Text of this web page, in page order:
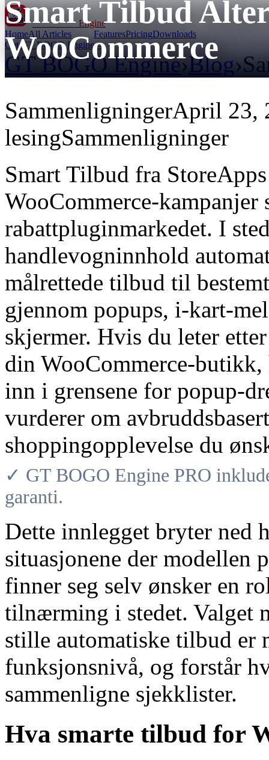
GT BOGO Engine
HomeAll Articles FeaturesPricingDownloads
Get GT BOGO Engine →
GT BOGO Engine›Blog›
Smart Tilbud
WooCommerce
SammenligningerApril 23,
lesingSammenligninger
Smart Tilbud fra
WooCommerce-
rabattpluginmarkedet. I
handlevogninnhold
målrettede tilbud til
gjennom popups, i-kart-
skjermer. Hvis du leter
din WooCommerce-
inn i grensene for popup-
vurderer om
shoppingopplevelse du
✓ GT BOGO Engine PRO
garanti.
Dette innlegget bryter ned
situasjonene der modellen
finner seg selv ønsker en
tilnærming i stedet. Valget
stille automatiske tilbud er
funksjonsnivå, og forstår
sammenligne sjekklister.
Hva smarte tilbud for